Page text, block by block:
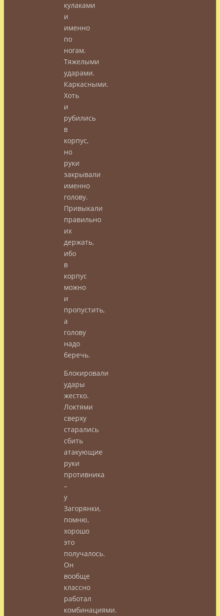
кулаками
и
именно
по
ногам.
Тяжелыми
ударами.
Каркасными.
Хоть
и
рубились
в
корпус,
но
руки
закрывали
именно
голову.
Привыкали
правильно
их
держать,
ибо
в
корпус
можно
и
пропустить,
а
голову
надо
беречь.
Блокировали
удары
жестко.
Локтями
сверху
старались
сбить
атакующие
руки
противника
–
у
Загорянки,
помню,
хорошо
это
получалось.
Он
вообще
классно
работал
комбинациями.